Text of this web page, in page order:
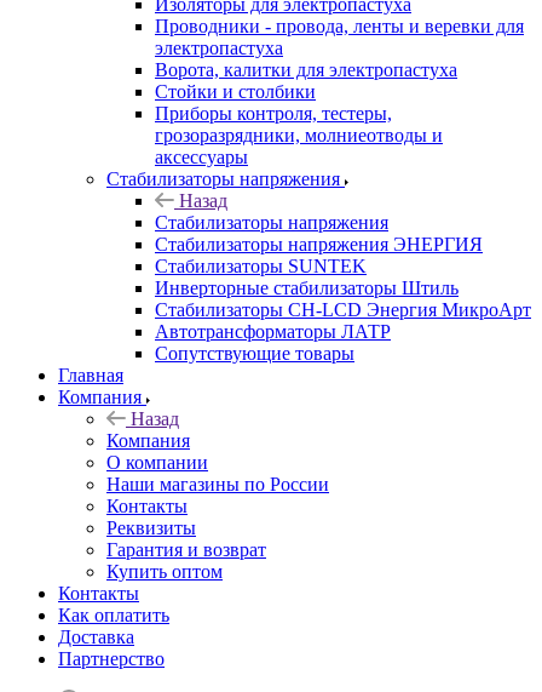
Изоляторы для электропастуха
Проводники - провода, ленты и веревки для
электропастуха
Ворота, калитки для электропастуха
Стойки и столбики
Приборы контроля, тестеры,
грозоразрядники, молниеотводы и
аксессуары
Стабилизаторы напряжения
Назад
Стабилизаторы напряжения
Стабилизаторы напряжения ЭНЕРГИЯ
Стабилизаторы SUNTEK
Инверторные стабилизаторы Штиль
Стабилизаторы СН-LCD Энepгия МикроАрт
Автотрансформаторы ЛАТР
Сопутствующие товары
Главная
Компания
Назад
Компания
О компании
Наши магазины по России
Контакты
Реквизиты
Гарантия и возврат
Купить оптом
Контакты
Как оплатить
Доставка
Партнерство